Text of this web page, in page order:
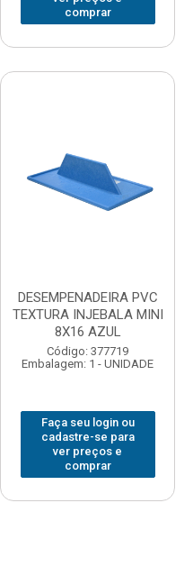
comprar
DESEMPENADEIRA PVC
TEXTURA INJEBALA MINI
8X16 AZUL
Código: 377719
Embalagem: 1 - UNIDADE
Faça seu login ou
cadastre-se para
ver preços e
comprar